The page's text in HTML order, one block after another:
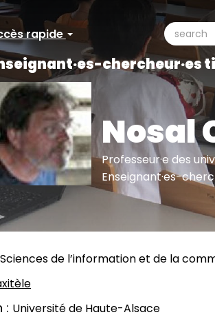
rapide search
chercheur·es
Nosal
Professeur·e des
Enseignant·es-
Sciences de l’information et de la
Université de Haute-Alsace